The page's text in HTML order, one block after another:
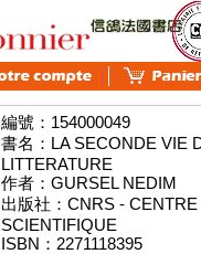
編號：154000049
書名：LA SECONDE VIE
LITTERATURE
作者：GURSEL NEDIM
出版社：CNRS -
SCIENTIFIQUE
ISBN：2271118395